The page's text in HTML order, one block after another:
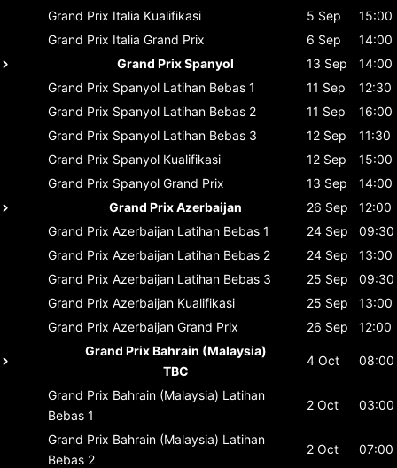
Grand Prix Italia Kualifikasi 5 Sep
15:00
Grand Prix Italia Grand Prix 6 Sep
14:00
Grand Prix Spanyol
13 Sep
14:00
Grand Prix Spanyol Latihan Bebas 1 11 Sep
12:30
Grand Prix Spanyol Latihan Bebas 2 11 Sep
16:00
Grand Prix Spanyol Latihan Bebas 3 12 Sep
11:30
Grand Prix Spanyol Kualifikasi 12 Sep
15:00
Grand Prix Spanyol Grand Prix 13 Sep
14:00
Grand Prix Azerbaijan
26 Sep
12:00
Grand Prix Azerbaijan Latihan Bebas 1 24 Sep
09:30
Grand Prix Azerbaijan Latihan Bebas 2 24 Sep
13:00
Grand Prix Azerbaijan Latihan Bebas 3 25 Sep
09:30
Grand Prix Azerbaijan Kualifikasi 25 Sep
13:00
Grand Prix Azerbaijan Grand Prix 26 Sep
12:00
Grand Prix Bahrain (Malaysia)
TBC
4 Oct 08:00
Grand Prix Bahrain (Malaysia) Latihan
Bebas 1
2 Oct 03:00
Grand Prix Bahrain (Malaysia) Latihan
Bebas 2
2 Oct 07:00